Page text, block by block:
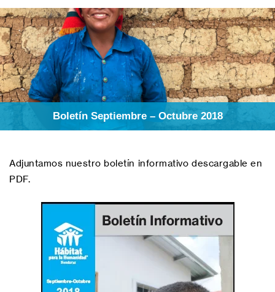
Boletín Septiembre – Octubre 2018
Adjuntamos nuestro boletín informativo descargable en
PDF.